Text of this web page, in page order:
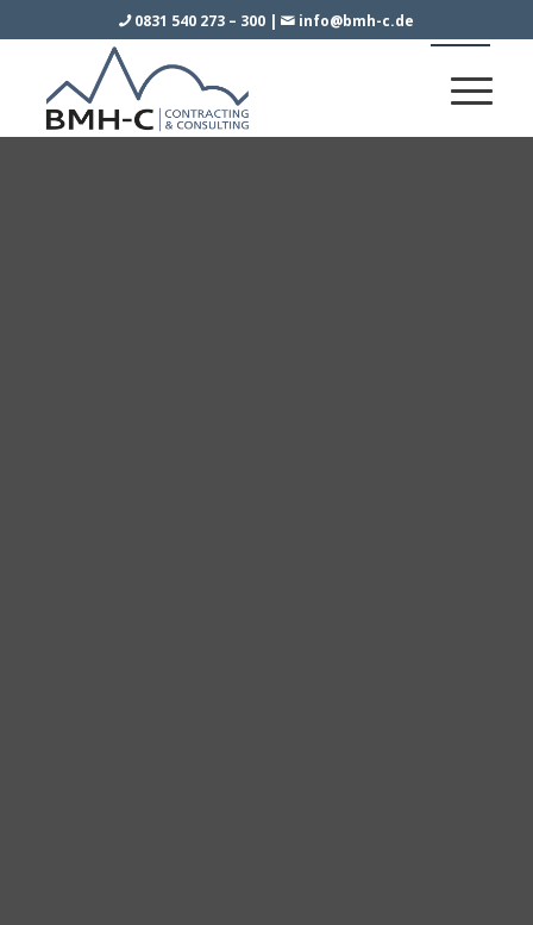
0831 540 273 – 300| info@bmh-c.de